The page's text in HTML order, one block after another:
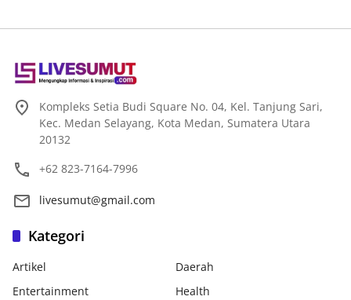
Kompleks Setia Budi Square No. 04, Kel. Tanjung Sari,
Kec. Medan Selayang, Kota Medan, Sumatera Utara
20132
+62 823-7164-7996
livesumut@gmail.com
Kategori
Artikel
Daerah
Entertainment
Health